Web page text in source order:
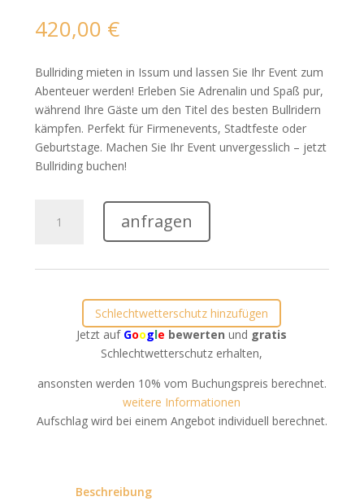
420,00 €
Bullriding mieten in Issum und lassen Sie Ihr Event zum
Abenteuer werden! Erleben Sie Adrenalin und Spaß pur,
während Ihre Gäste um den Titel des besten Bullridern
kämpfen. Perfekt für Firmenevents, Stadtfeste oder
Geburtstage. Machen Sie Ihr Event unvergesslich – jetzt
Bullriding buchen!
mieten
anfragen
Schlechtwetterschutz hinzufügen
Jetzt auf Google bewerten und gratis
Schlechtwetterschutz erhalten,
ansonsten werden 10% vom Buchungspreis berechnet.
weitere Informationen
Aufschlag wird bei einem Angebot individuell berechnet.
Beschreibung